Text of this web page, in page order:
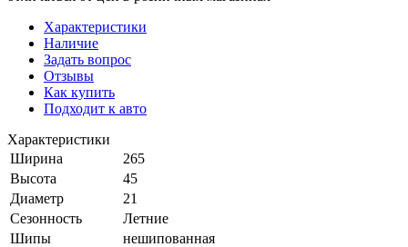
Характеристики
Наличие
Задать вопрос
Отзывы
Как купить
Подходит к авто
Характеристики
Ширина
265
Высота
45
Диаметр
21
Сезонность
Летние
Шипы
нешипованная